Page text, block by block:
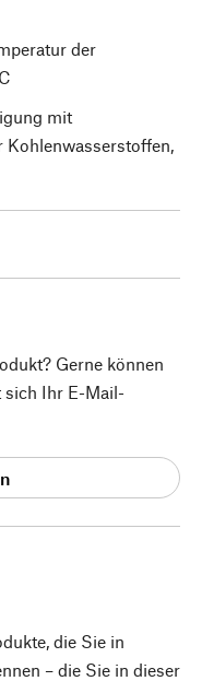
die Sie in
– die Sie in dieser
der
mit
Gerne können
sich Ihr E-Mail-